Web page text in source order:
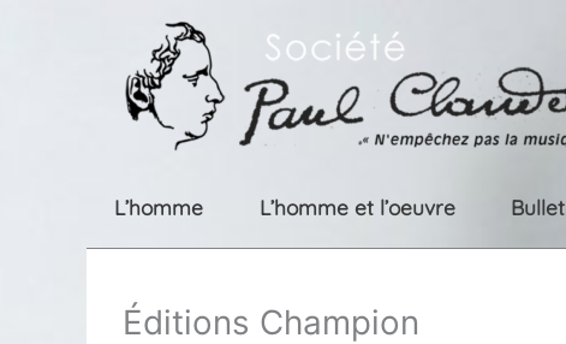
L’homme L’homme et l’oeuvre
Éditions Champion